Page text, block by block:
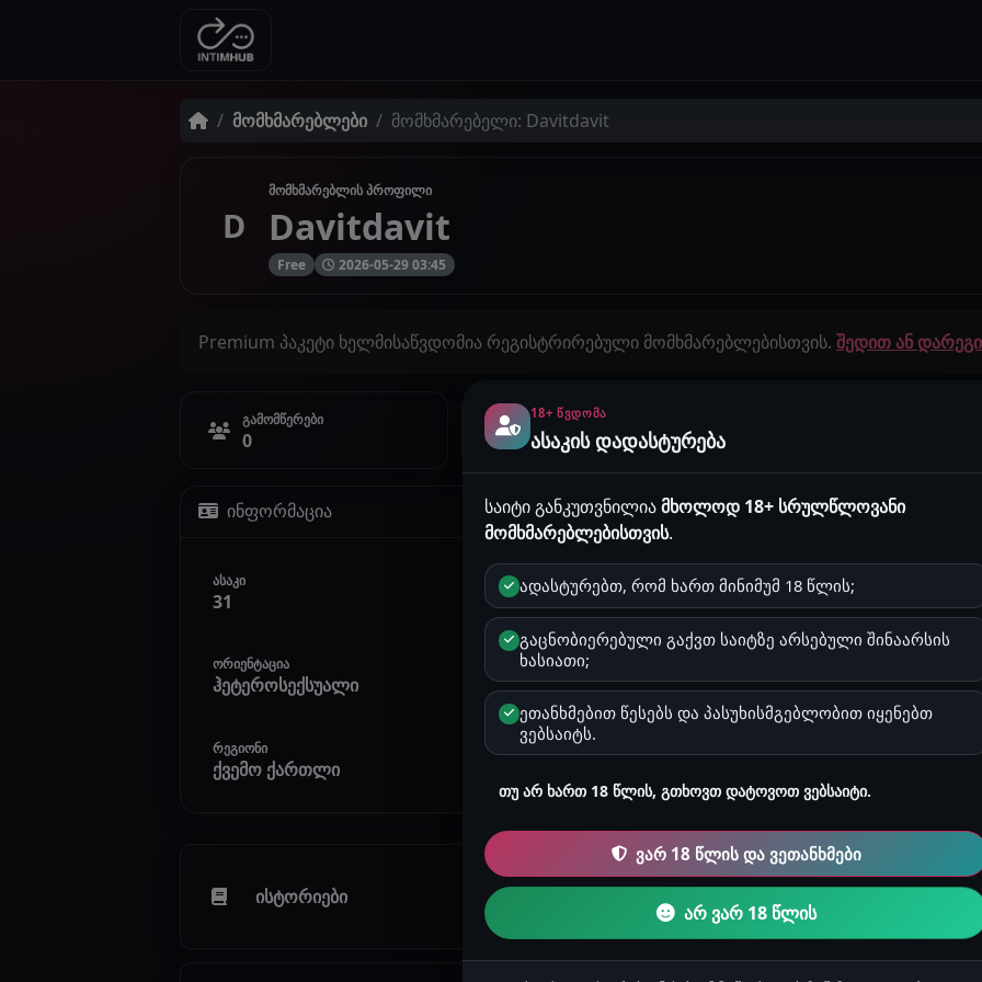
მომხმარებლები მომხმარებელი: Davitdavit
D
მომხმარებლის პროფილი
Davitdavit
Free 2026-05-29 03:45
Premium პაკეტი ხელმისაწვდომია რეგისტრირებული მომხმარებლებისთვის. შედით ან
გამომწერები
0
გამოწერები
0
ინფორმაცია
ასაკი
31
სქესი
მამრობითი
ორიენტაცია
ჰეტეროსექსუალი ლომი
რეგიონი
ქვემო ქართლი
ისტორიები კითხვები & რჩევები
18+ ᲬᲕᲓᲝᲛᲐ
ასაკის დადასტურება
საიტი განკუთვნილიამხოლოდ 18+ სრულწლოვანი
მომხმარებლებისთვის.
ადასტურებთ, რომ ხართ მინიმუმ 18 წლის;
გაცნობიერებული გაქვთ საიტზე არსებული შინაარსის
ხასიათი;
ეთანხმებით წესებს და პასუხისმგებლობით იყენებთ
ვებსაიტს.
თუ არ ხართ 18 წლის, გთხოვთ დატოვოთ ვებსაიტი.
ვარ 18 წლის და ვეთანხმები
არ ვარ 18 წლის